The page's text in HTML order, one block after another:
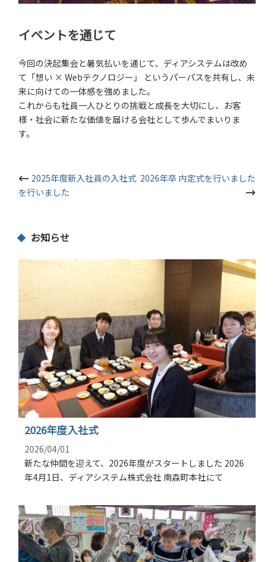
イベントを通じて
今回の決起集会と暑気払いを通じて、ディアシステムは改め
て「想い × Webテクノロジー」 というパーパスを共有し、未
来に向けての一体感を強めました。
これからも社員一人ひとりの挑戦と成長を大切にし、お客
様・社会に新たな価値を届ける会社として歩んでまいりま
す。
投
ナ
ビ
ゲ
ー
シ
ョ
ン
2025年度新入社員の入社式
を行いました
2026年卒 内定式を行いました
お知らせ
2026年度入社式
2026/04/01
新たな仲間を迎えて、2026年度がスタートしました 2026
年4月1日、ディアシステム株式会社 南森町本社にて